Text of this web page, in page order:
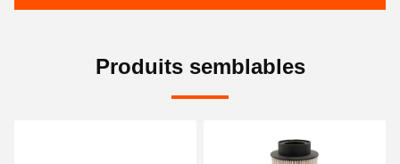
Produits semblables